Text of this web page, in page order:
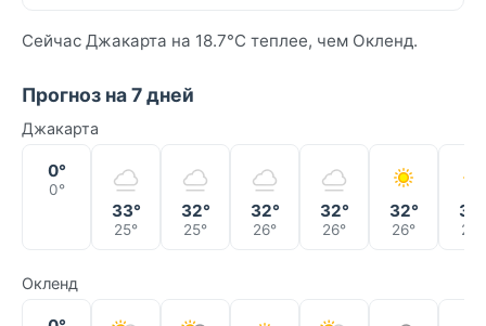
Сейчас Джакарта на 18.7°C теплее, чем Окленд.
Прогноз на 7 дней
Джакарта
0°
0°
33°
25°
32°
25°
32°
26°
32°
26°
32°
26° 26°
Окленд